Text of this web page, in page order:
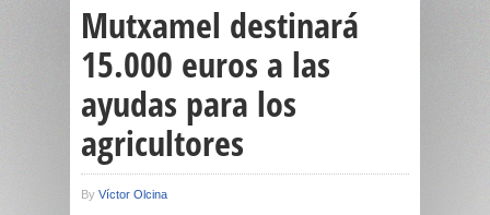
Mutxamel destinará
15.000 euros a las
ayudas para los
agricultores
By Víctor Olcina